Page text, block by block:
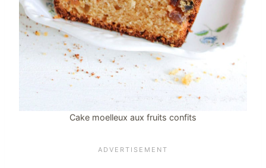
Cake moelleux aux fruits confits